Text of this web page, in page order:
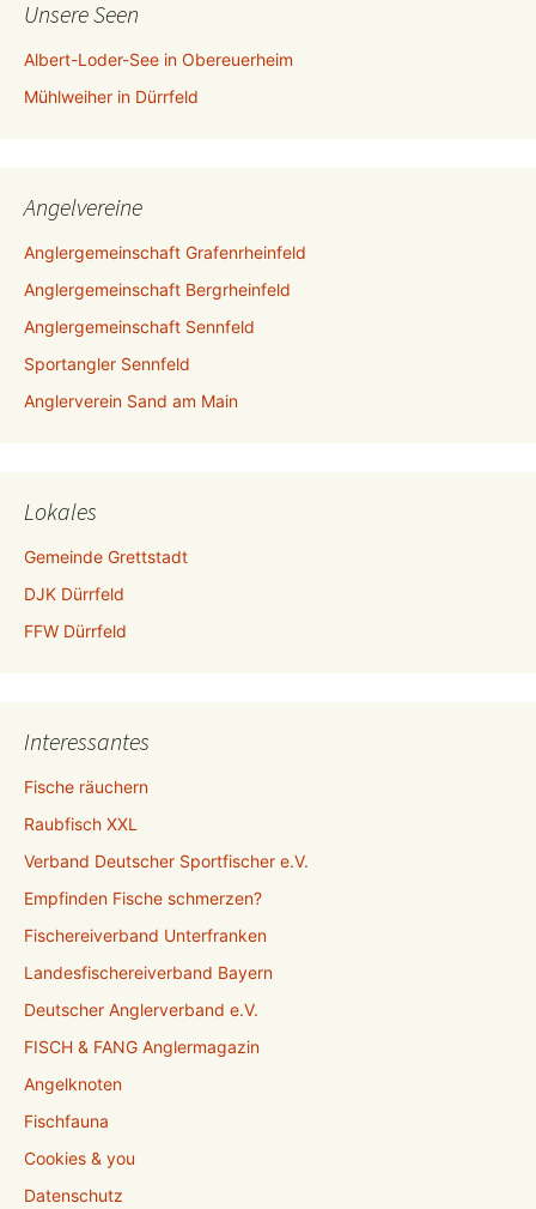
Unsere Seen
Albert-Loder-See in Obereuerheim
Mühlweiher in Dürrfeld
Angelvereine
Anglergemeinschaft Grafenrheinfeld
Anglergemeinschaft Bergrheinfeld
Anglergemeinschaft Sennfeld
Sportangler Sennfeld
Anglerverein Sand am Main
Lokales
Gemeinde Grettstadt
DJK Dürrfeld
FFW Dürrfeld
Interessantes
Fische räuchern
Raubfisch XXL
Verband Deutscher Sportfischer e.V.
Empfinden Fische schmerzen?
Fischereiverband Unterfranken
Landesfischereiverband Bayern
Deutscher Anglerverband e.V.
FISCH & FANG Anglermagazin
Angelknoten
Fischfauna
Cookies & you
Datenschutz